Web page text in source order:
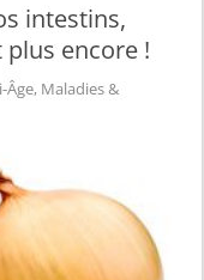
intestins,
encore !
Âge, Maladies &